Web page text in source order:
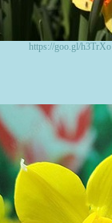
https://goo.gl/h3TrXo